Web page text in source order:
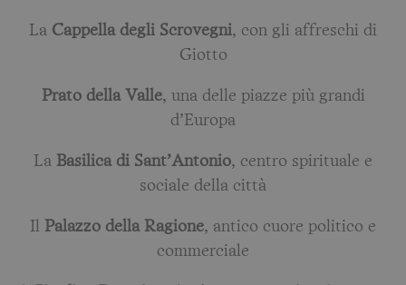
La Cappella degli Scrovegni, con gli affreschi di
Giotto
Prato della Valle, una delle piazze più grandi
d’Europa
La Basilica di Sant’Antonio, centro spirituale e
sociale della città
Il Palazzo della Ragione, antico cuore politico e
commerciale